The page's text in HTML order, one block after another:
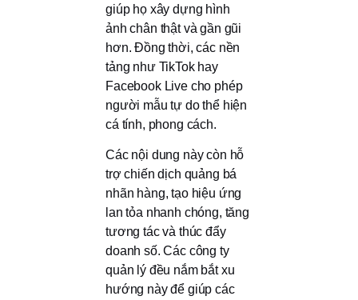
giúp họ xây dựng hình
ảnh chân thật và gần gũi
hơn. Đồng thời, các nền
tảng như TikTok hay
Facebook Live cho phép
người mẫu tự do thể hiện
cá tính, phong cách.
Các nội dung này còn hỗ
trợ chiến dịch quảng bá
nhãn hàng, tạo hiệu ứng
lan tỏa nhanh chóng, tăng
tương tác và thúc đẩy
doanh số. Các công ty
quản lý đều nắm bắt xu
hướng này để giúp các